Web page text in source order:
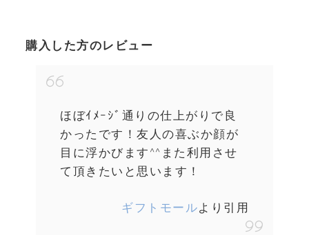
購入した方のレビュー
ほぼｲﾒｰｼﾞ通りの仕上がりで良
かったです！友人の喜ぶか顔が
目に浮かびます^^また利用させ
て頂きたいと思います！
ギフトモールより引用